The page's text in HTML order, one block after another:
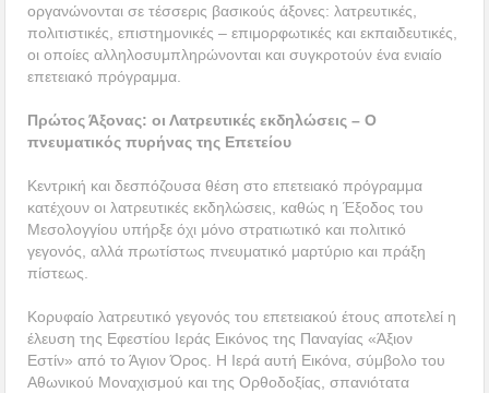
οργανώνονται σε τέσσερις βασικούς άξονες: λατρευτικές,
πολιτιστικές, επιστημονικές – επιμορφωτικές και εκπαιδευτικές,
οι οποίες αλληλοσυμπληρώνονται και συγκροτούν ένα ενιαίο
επετειακό πρόγραμμα.
Πρώτος Άξονας: οι Λατρευτικές εκδηλώσεις – Ο
πνευματικός πυρήνας της Επετείου
Κεντρική και δεσπόζουσα θέση στο επετειακό πρόγραμμα
κατέχουν οι λατρευτικές εκδηλώσεις, καθώς η Έξοδος του
Μεσολογγίου υπήρξε όχι μόνο στρατιωτικό και πολιτικό
γεγονός, αλλά πρωτίστως πνευματικό μαρτύριο και πράξη
πίστεως.
Κορυφαίο λατρευτικό γεγονός του επετειακού έτους αποτελεί η
έλευση της Εφεστίου Ιεράς Εικόνος της Παναγίας «Άξιον
Εστίν» από το Άγιον Όρος. Η Ιερά αυτή Εικόνα, σύμβολο του
Αθωνικού Μοναχισμού και της Ορθοδοξίας, σπανιότατα